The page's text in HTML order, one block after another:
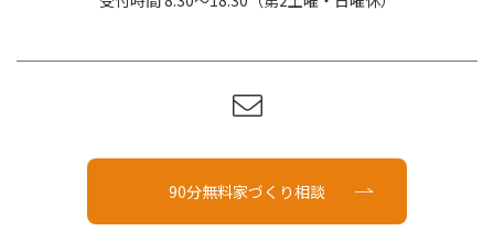
90分無料家づくり相談